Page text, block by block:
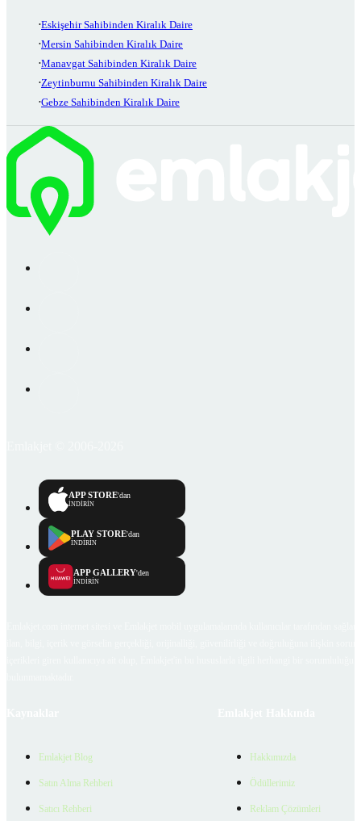
Eskişehir Sahibinden Kiralık Daire
Mersin Sahibinden Kiralık Daire
Manavgat Sahibinden Kiralık Daire
Zeytinburnu Sahibinden Kiralık Daire
Gebze Sahibinden Kiralık Daire
APP STORE'dan
İNDİRİN
PLAY STORE'dan
İNDİRİN
APP GALLERY'den
İNDİRİN
Emlakjet Blog
Satın Alma Rehberi
Satıcı Rehberi
Hakkımızda
Ödüllerimiz
Reklam Çözümleri